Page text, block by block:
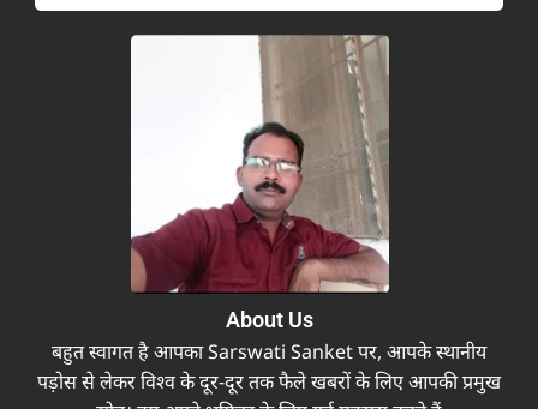
About Us
बहुत स्वागत है आपका Sarswati Sanket पर, आपके स्थानीय
पड़ोस से लेकर विश्व के दूर-दूर तक फैले खबरों के लिए आपकी प्रमुख